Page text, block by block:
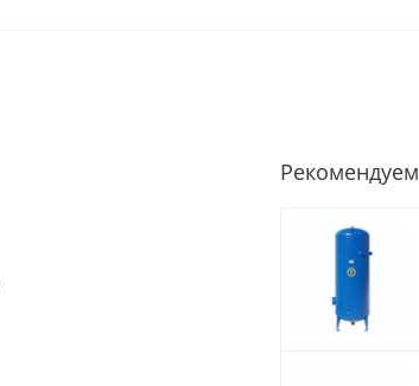
Рекомендуем